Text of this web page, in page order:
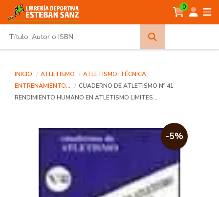
0
INICIO ATLETISMO
ATLETISMO: TÉCNICA,
ENTRENAMIENTO...
CUADERNO DE ATLETISMO Nº 41
RENDIMIENTO HUMANO EN ATLETISMO LIMITES...
-5%